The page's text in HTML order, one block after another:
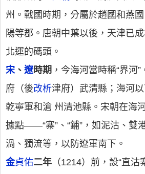
州。戰國時期，分屬於趙國和燕
陽等郡。唐朝中葉以後，天津已
北運的碼頭。
宋、 遼時期 ，今海河當時稱“界河”
府（後改析津府）武清縣；海河
乾寧軍和滄 州清池縣。宋朝在海
據點——“寨”、“鋪”，如泥沽、雙
渦、獨流等，以防遼軍南下。
金貞佑二年 （1214）前，設“直沽